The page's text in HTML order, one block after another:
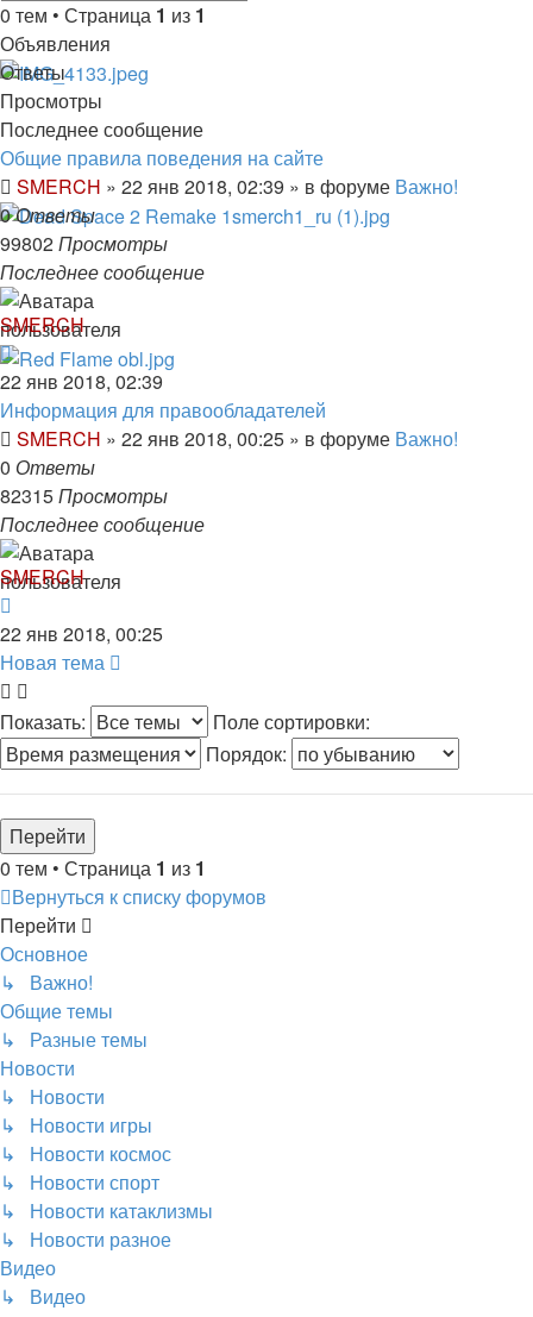
0 тем • Страница 1 из 1
Объявления
Ответы
Просмотры
Последнее сообщение
Общие правила поведения на сайте
SMERCH » 22 янв 2018, 02:39 » в форуме Важно!
0Ответы
99802Просмотры
Последнее сообщение
SMERCH
22 янв 2018, 02:39
Информация для правообладателей
SMERCH » 22 янв 2018, 00:25 » в форуме Важно!
0 Ответы
82315Просмотры
Последнее сообщение
SMERCH
22 янв 2018, 00:25
Новая тема
Показать:
Поле сортировки:
Порядок:
0 тем • Страница 1 из 1
Вернуться к списку форумов
Перейти
Основное
↳ Важно!
Общие темы
↳ Разные темы
Новости
↳ Новости
↳ Новости игры
↳ Новости космос
↳ Новости спорт
↳ Новости катаклизмы
↳ Новости разное
Видео
↳ Видео